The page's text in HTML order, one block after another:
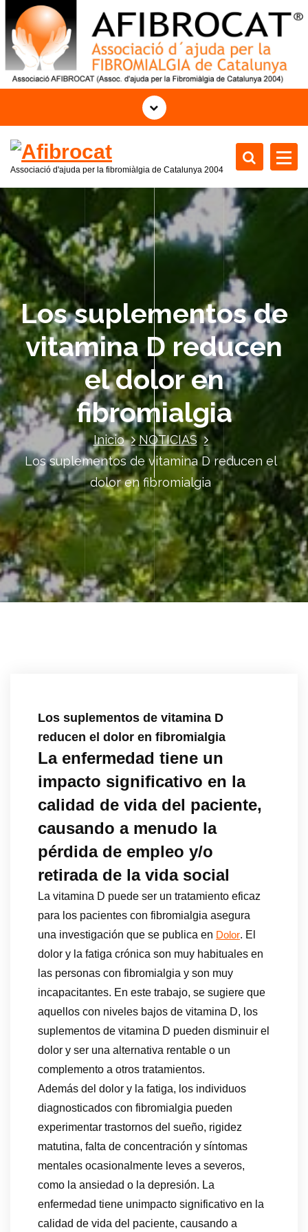
r
t
n
i
d
o
Associació d'ajuda per la fibromiàlgia de Catalunya 2004
Los suplementos de
vitamina D reducen
el dolor en
fibromialgia
Inicio
NOTICIAS
Los suplementos de vitamina D reducen el
dolor en fibromialgia
Los suplementos de vitamina D
reducen el dolor en fibromialgia
La enfermedad tiene un
impacto significativo en la
calidad de vida del paciente,
causando a menudo la
pérdida de empleo y/o
retirada de la vida social
La vitamina D puede ser un tratamiento eficaz
para los pacientes con fibromialgia asegura
una investigación que se publica en Dolor. El
dolor y la fatiga crónica son muy habituales en
las personas con fibromialgia y son muy
incapacitantes. En este trabajo, se sugiere que
aquellos con niveles bajos de vitamina D, los
suplementos de vitamina D pueden disminuir el
dolor y ser una alternativa rentable o un
complemento a otros tratamientos.
Además del dolor y la fatiga, los individuos
diagnosticados con fibromialgia pueden
experimentar trastornos del sueño, rigidez
matutina, falta de concentración y síntomas
mentales ocasionalmente leves a severos,
como la ansiedad o la depresión. La
enfermedad tiene unimpacto significativo en la
calidad de vida del paciente, causando a